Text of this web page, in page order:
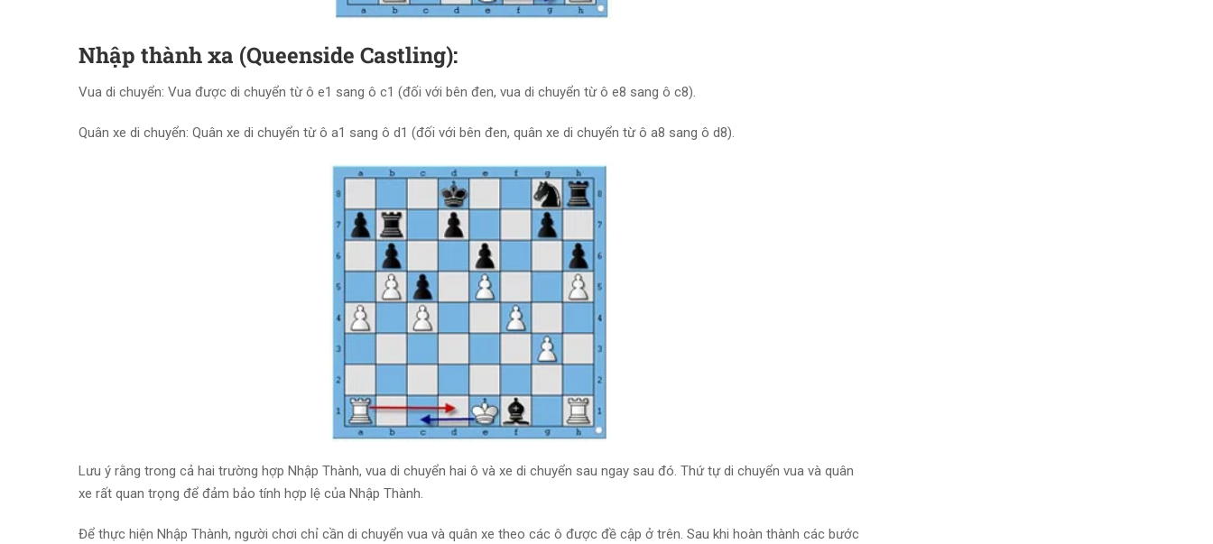
Nhập thành xa (Queenside Castling):
Vua di chuyển: Vua được di chuyển từ ô e1 sang ô c1 (đối với bên đen, vua di chuyển từ ô e8 sang ô c8).
Quân xe di chuyển: Quân xe di chuyển từ ô a1 sang ô d1 (đối với bên đen, quân xe di chuyển từ ô a8 sang ô d8).
Lưu ý rằng trong cả hai trường hợp Nhập Thành, vua di chuyển hai ô và xe di chuyển sau ngay sau đó. Thứ tự di chuyển vua và quân
xe rất quan trọng để đảm bảo tính hợp lệ của Nhập Thành.
Để thực hiện Nhập Thành, người chơi chỉ cần di chuyển vua và quân xe theo các ô được đề cập ở trên. Sau khi hoàn thành các bước